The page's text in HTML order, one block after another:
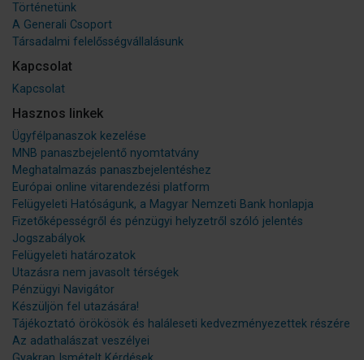
Történetünk
A Generali Csoport
Társadalmi felelősségvállalásunk
Kapcsolat
Kapcsolat
Hasznos linkek
Ügyfélpanaszok kezelése
MNB panaszbejelentő nyomtatvány
Meghatalmazás panaszbejelentéshez
Európai online vitarendezési platform
Felügyeleti Hatóságunk, a Magyar Nemzeti Bank honlapja
Fizetőképességről és pénzügyi helyzetről szóló jelentés
Jogszabályok
Felügyeleti határozatok
Utazásra nem javasolt térségek
Pénzügyi Navigátor
Készüljön fel utazására!
Tájékoztató örökösök és haláleseti kedvezményezettek részére
Az adathalászat veszélyei